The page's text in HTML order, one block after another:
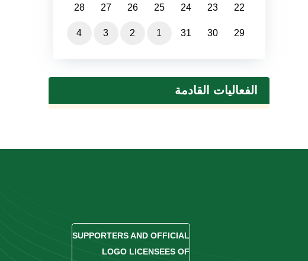
22
23
24
25
26
27
28
29
30
31
1
2
3
4
الفعاليات القادمة
SUPPORTERS AND OFFICIAL
LOGO LICENSEES OF